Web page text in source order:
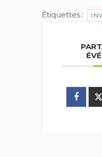
Étiquettes :